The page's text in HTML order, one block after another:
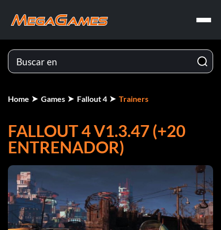
Home Games Fallout 4 Trainers
FALLOUT 4 V1.3.47 (+20
ENTRENADOR)